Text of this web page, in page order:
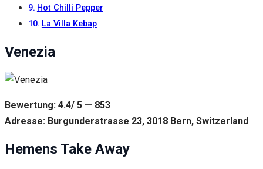
Hot Chilli Pepper
La Villa Kebap
Venezia
Bewertung: 4.4/ 5 — 853
Adresse: Burgunderstrasse 23, 3018 Bern, Switzerland
Hemens Take Away